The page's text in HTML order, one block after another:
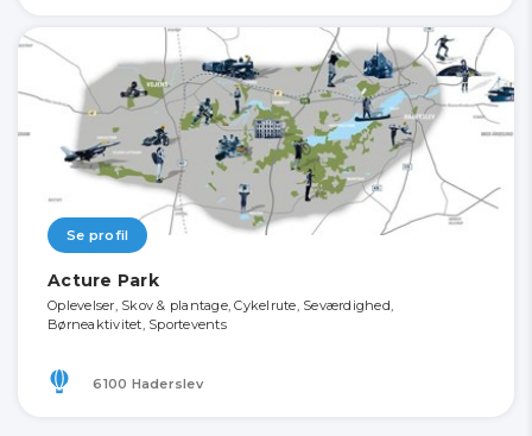
Se profil
Acture Park
Oplevelser, Skov & plantage, Cykelrute, Seværdighed,
Børneaktivitet, Sportevents
6100 Haderslev